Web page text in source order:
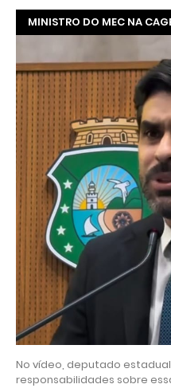
MINISTRO DO MEC NA
No vídeo, deputado estadual
responsabilidades sobre